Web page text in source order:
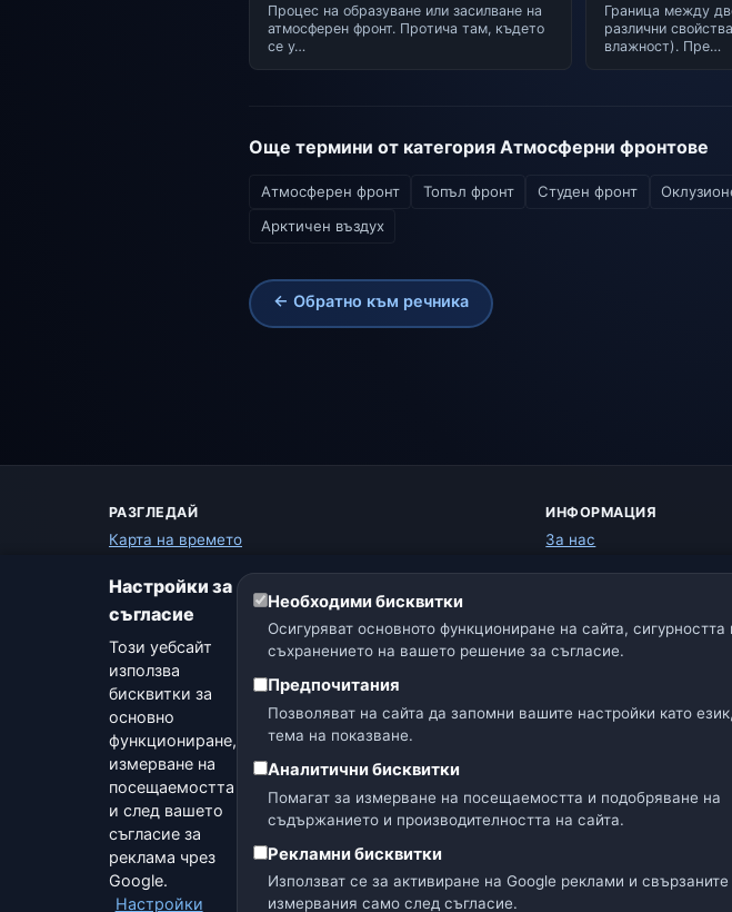
Процес на образуване или засилване на
атмосферен фронт. Протича там, където
се у…
Граница между
различни
влажност). Пре…
Още термини от категория Атмосферни фронтове
Атмосферен фронт Топъл фронт Студен фронт
Арктичен въздух
← Обратно към речника
РАЗГЛЕДАЙ
Карта на времето
Ръководство
Речник на времето
Сравнение на градове
Метео уиджет
ИНФОРМАЦИЯ
За нас
Как обработваме данните
🇨🇿 Чехия
🇭🇷 Хърватия 🇧🇬 България 🇩🇪🇦🇹🇨🇭 Германия /
Оператор: Spolek Minizoo.cz
Настройки за
съгласие
Този уебсайт
използва
бисквитки за
основно
функциониране,
измерване на
посещаемостта
и след вашето
съгласие за
реклама чрез
Google.
Настройки
Необходими бисквитки
Осигуряват основното функциониране на сайта, сигурността
съхранението на вашето решение за съгласие.
Предпочитания
Позволяват на сайта да запомни вашите настройки като
тема на показване.
Аналитични бисквитки
Помагат за измерване на посещаемостта и подобряване на
съдържанието и производителността на сайта.
Рекламни бисквитки
Използват се за активиране на Google реклами и свързаните
измервания само след съгласие.